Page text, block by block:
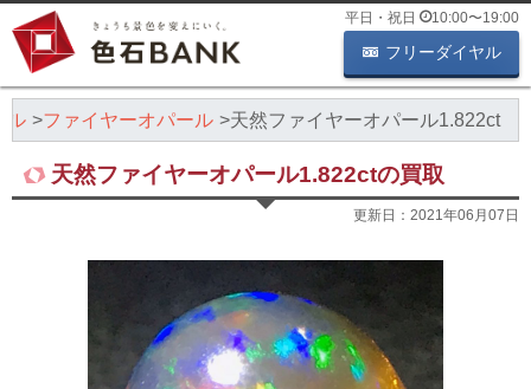
平日・祝日 10:00〜19:00
フリーダイヤル
ル ファイヤーオパール 天然ファイヤーオパール1.822ct
天然ファイヤーオパール1.822ctの買取
更新日： 2021年06月07日